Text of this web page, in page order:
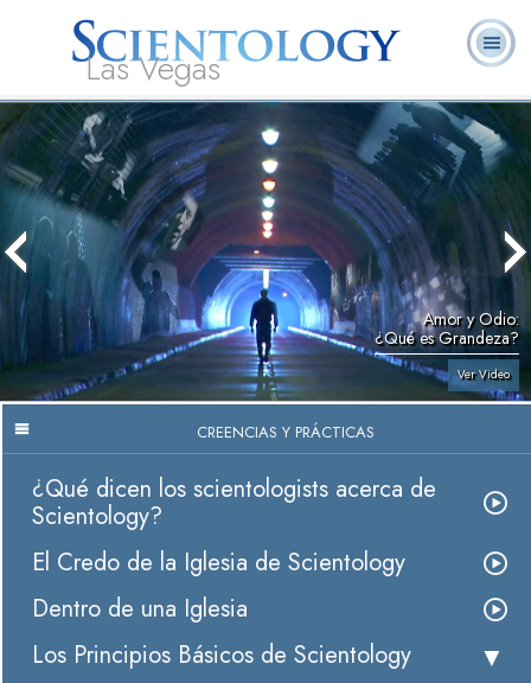
Las Vegas
Acerca de
Nosotros
L. Ronald
Hubbard
¿Qué es
Scientology?
Ministros
Preguntas
Frecuentes
Libros
Amor y Odio:
¿Qué es Grandeza?
Ver Video
CREENCIAS Y PRÁCTICAS
¿Qué dicen los scientologists acerca de
Scientology?
El Credo de la Iglesia de Scientology
Dentro de una Iglesia
Los Principios Básicos de Scientology